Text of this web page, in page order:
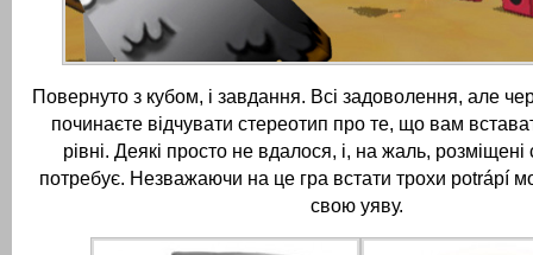
Повернуто з кубом, і завдання. Всі задоволення, але
починаєте відчувати стереотип про те, що вам
рівні. Деякі просто не вдалося, і, на жаль, розміщені
потребує. Незважаючи на це гра встати трохи potrápí
свою уяву.